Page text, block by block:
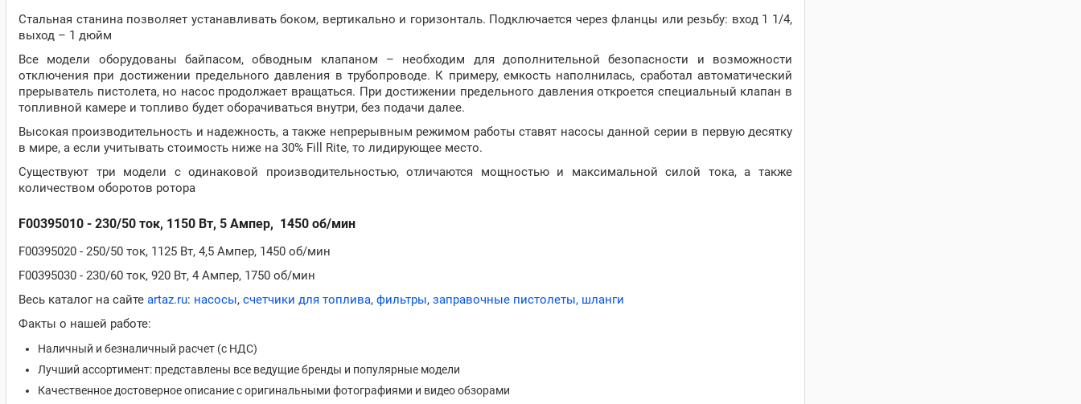
Стальная станина позволяет устанавливать боком, вертикально и горизонталь. Подключается через фланцы или резьбу: вход 1 1/4,
выход – 1 дюйм
Все модели оборудованы байпасом, обводным клапаном – необходим для дополнительной безопасности и возможности
отключения при достижении предельного давления в трубопроводе. К примеру, емкость наполнилась, сработал автоматический
прерыватель пистолета, но насос продолжает вращаться. При достижении предельного давления откроется специальный клапан в
топливной камере и топливо будет оборачиваться внутри, без подачи далее.
Высокая производительность и надежность, а также непрерывным режимом работы ставят насосы данной серии в первую десятку
в мире, а если учитывать стоимость ниже на 30% Fill Rite, то лидирующее место.
Существуют три модели с одинаковой производительностью, отличаются мощностью и максимальной силой тока, а также
количеством оборотов ротора
F00395010 - 230/50 ток, 1150 Вт, 5 Ампер, 1450 об/мин
F00395020 - 250/50 ток, 1125 Вт, 4,5 Ампер, 1450 об/мин
F00395030 - 230/60 ток, 920 Вт, 4 Ампер, 1750 об/мин
Весь каталог на сайте artaz.ru: насосы, счетчики для топлива, фильтры, заправочные пистолеты, шланги
Факты о нашей работе:
Наличный и безналичный расчет (с НДС)
Лучший ассортимент: представлены все ведущие бренды и популярные модели
Качественное достоверное описание с оригинальными фотографиями и видео обзорами